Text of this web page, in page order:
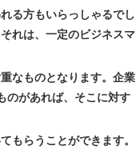
る方もいらっしゃるでし
れは、一定のビジネスマ
なものとなります。企業
のがあれば、そこに対す
もらうことができます。